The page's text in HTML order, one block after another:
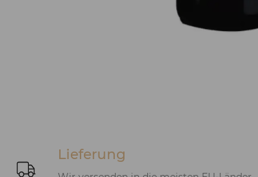
Lieferung